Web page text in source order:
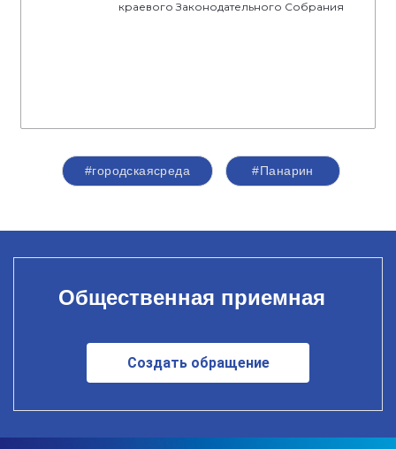
краевого Законодательного Собрания
#городскаясреда #Панарин
Общественная приемная
Создать обращение